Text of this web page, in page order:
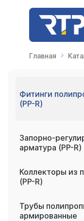
Главная
Фитинги
(PP-R)
Запорно-
арматура (PP-R)
Коллекторы из
(PP-R)
Трубы
армированные